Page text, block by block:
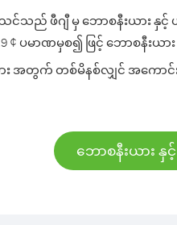
သင်သည် ဖီဂျီ မှ ဘောစနီးယား
¢ ပမာဏမှစ၍ ဖြင့် ဘောစနီး
ား အတွက် တစ်မိနစ်လျှင် အကော
ဘောစနီးယား နှ